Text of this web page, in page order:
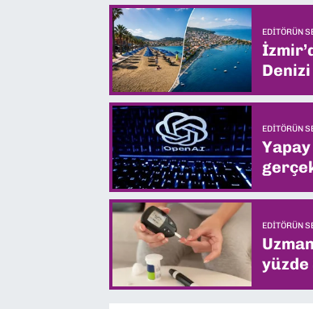
EDITÖRÜN
EDITÖRÜN
EDITÖRÜN